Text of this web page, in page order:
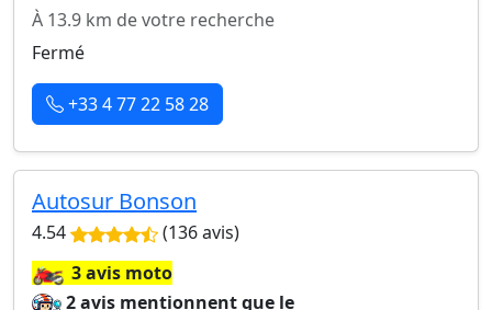
À 13.9 km de votre recherche
Fermé
+33 4 77 22 58 28
Autosur Bonson
4.54 (136 avis)
🏍️3 avis moto
2 avis mentionnent que le